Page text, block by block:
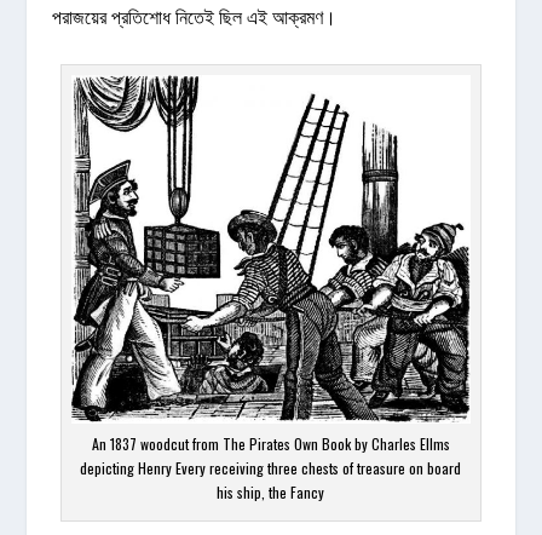
পরাজয়ের প্রতিশোধ নিতেই ছিল এই আক্রমণ।
An 1837 woodcut from The Pirates Own Book by Charles Ellms
depicting Henry Every receiving three chests of treasure on board
his ship, the Fancy